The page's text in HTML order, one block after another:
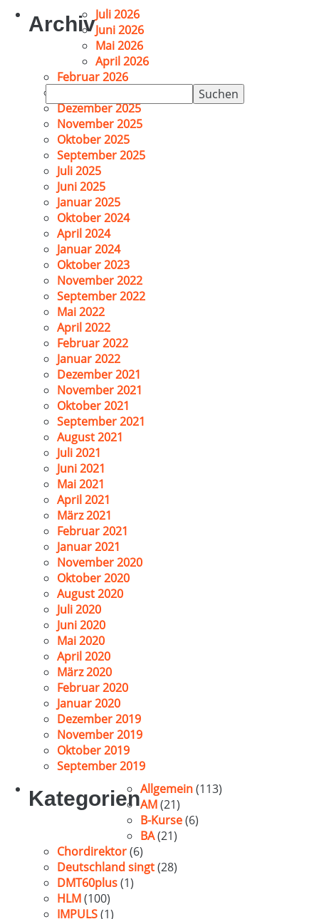
Suchen
nach:
ArchivJuli 2026
Juni 2026
Mai 2026
April 2026
Februar 2026
Dezember 2025
November 2025
Oktober 2025
September 2025
Juli 2025
Juni 2025
Januar 2025
Oktober 2024
April 2024
Januar 2024
Oktober 2023
November 2022
September 2022
Mai 2022
April 2022
Februar 2022
Januar 2022
Dezember 2021
November 2021
Oktober 2021
September 2021
August 2021
Juli 2021
Juni 2021
Mai 2021
April 2021
März 2021
Februar 2021
Januar 2021
November 2020
Oktober 2020
August 2020
Juli 2020
Juni 2020
Mai 2020
April 2020
März 2020
Februar 2020
Januar 2020
Dezember 2019
November 2019
Oktober 2019
September 2019
KategorienAllgemein(113)
AM(21)
B-Kurse(6)
BA(21)
Chordirektor(6)
Deutschland singt(28)
DMT60plus(1)
HLM(100)
IMPULS(1)